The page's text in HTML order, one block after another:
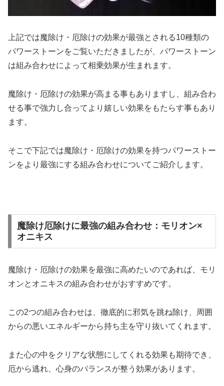
上記では魔除け・厄除けの効果が最強とされる10種類の
パワーストーンをご覧いただきましたが、パワーストーン
は組み合わせによって相乗効果が生まれます。
魔除け・厄除けの効果が高まる事もありますし、組み合わ
せる事で強力し合ってより嬉しい効果をもたらす事もあり
ます。
そこで下記では魔除け・厄除けの効果を持つパワーストー
ンをより最強にする組み合わせについてご紹介します。
魔除け厄除けに最強の組み合わせ：モリオン×
オニキス
魔除け・厄除けの効果を最強に高めたいのであれば、モリ
オンとオニキスの組み合わせがおすすめです。
この2つの組み合わせは、徹底的に邪気を跳ね除け、周囲
からの悪いエネルギーから持ち主を守り抜いてくれます。
また心の中をクリアな状態にしてくれる効果も期待でき、
厄から逃れ、心身のバランスが整う効果があります。